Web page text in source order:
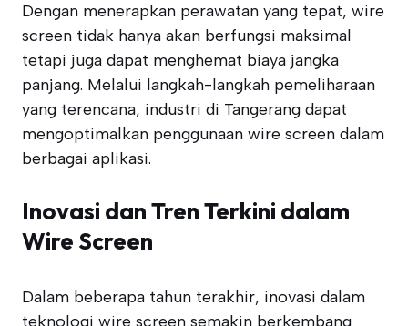
Dengan menerapkan perawatan yang tepat, wire
screen tidak hanya akan berfungsi maksimal
tetapi juga dapat menghemat biaya jangka
panjang. Melalui langkah-langkah pemeliharaan
yang terencana, industri di Tangerang dapat
mengoptimalkan penggunaan wire screen dalam
berbagai aplikasi.
Inovasi dan Tren Terkini dalam
Wire Screen
Dalam beberapa tahun terakhir, inovasi dalam
teknologi wire screen semakin berkembang